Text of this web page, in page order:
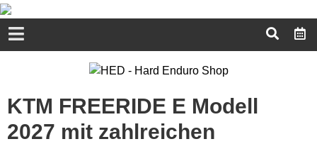
KTM FREERIDE E Modell
2027 mit zahlreichen